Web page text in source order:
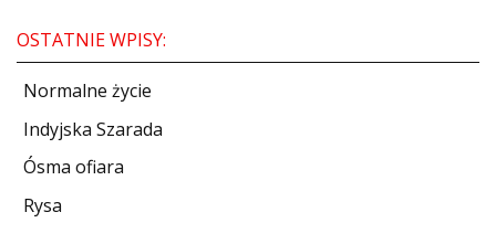
PATRONATY
WYWIADY
RECENZJE
OSTATNIE WPISY:
Normalne życie
Indyjska Szarada
Ósma ofiara
Rysa